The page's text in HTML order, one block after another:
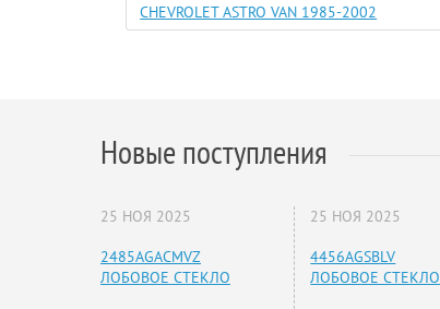
CHEVROLET ASTRO VAN 1985-2002
Новые поступления
25 НОЯ 2025
2485AGACMVZ
ЛОБОВОЕ СТЕКЛО
25 НОЯ 2025
4456AGSBLV
ЛОБОВОЕ СТЕКЛО